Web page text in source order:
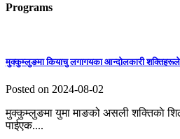
Programs
मुक्कुम्लुङमा कियाचु लगागयका आन्दाेलकारी
Posted on 2024-08-02
मुक्कुम्लुङमा युमा माङको असली शक्तिकाे
पाईएक....